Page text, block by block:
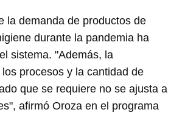
la demanda de productos de
durante la pandemia ha
sistema. "Además, la
procesos y la cantidad de
que se requiere no se ajusta a
afirmó Oroza en el programa